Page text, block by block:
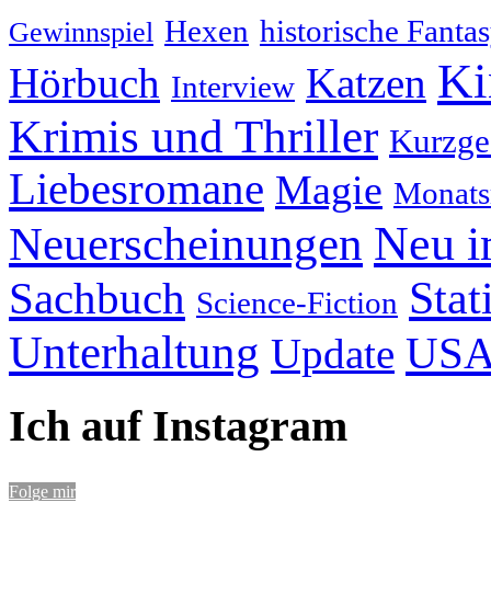
Gewinnspiel Hexen historische
Hörbuch Interview Katzen
Krimis und Thriller
Liebesromane Magie
Neuerscheinungen Neu
Sachbuch Science-Fiction
Unterhaltung Update
Ich auf Instagram
Folge mir